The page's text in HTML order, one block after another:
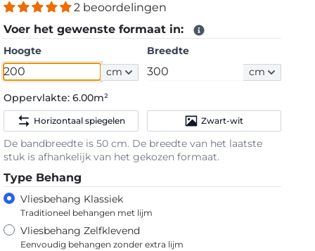
2 beoordelingen
Voer het gewenste formaat in:
Hoogte
cm
Breedte
cm
Oppervlakte:6.00m²
Horizontaal spiegelen Zwart-wit
De bandbreedte is 50 cm. De breedte van het laatste
stuk is afhankelijk van het gekozen formaat.
Type Behang
Vliesbehang Klassiek
Traditioneel behangen met lijm
Vliesbehang Zelfklevend
Eenvoudig behangen zonder extra lijm